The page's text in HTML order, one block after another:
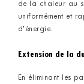
de la chaleur au
uniformément et
d’énergie.
Extension de la
En éliminant les